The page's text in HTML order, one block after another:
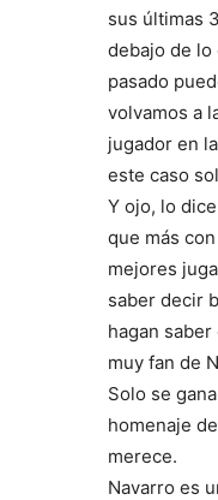
sus últimas
debajo de lo
pasado
volvamos a
jugador en
este caso
Y ojo, lo
que más
mejores
saber decir
hagan
muy fan de
Solo se
homenaje
merece.
Navarro es